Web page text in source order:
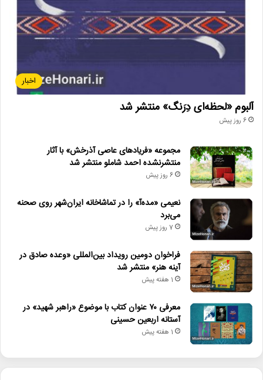
اخبار
آلبوم «لحظه‌ای دِرَنگ» منتشر شد
6 روز پیش
مجموعه «فریادهای عاصی آذرخش» با آثار
منتشرنشده احمد شاملو منتشر شد
6 روز پیش
نعیمی «مده‌آ» را در تماشاخانه ایران‌شهر روی صحنه
می‌برد
7 روز پیش
فراخوان دومین رویداد بین‌المللی «وعده صادق در
آینه هنر» منتشر شد
1 هفته پیش
معرفی ۷۰ عنوان کتاب با موضوع «راهبر شهید» در
آستانه اربعین حسینی
1 هفته پیش